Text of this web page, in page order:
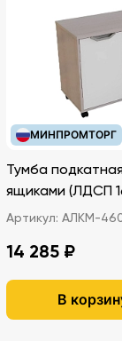
МИНПРОМТОРГ
Тумба
ящиками
Артикул: АЛКМ-
14 285 ₽
В